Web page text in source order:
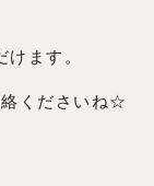
ます。
くださいね☆